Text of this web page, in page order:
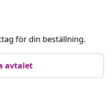
för din beställning.
avtalet